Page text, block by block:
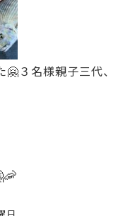
３名様親子三代、